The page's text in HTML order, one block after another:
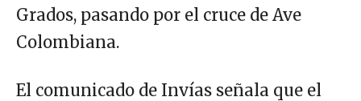
Grados, pasando por el cruce de Ave
Colombiana.
El comunicado de Invías señala que el